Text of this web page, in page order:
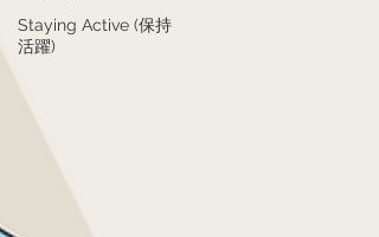
Staying Active (保持
活躍)